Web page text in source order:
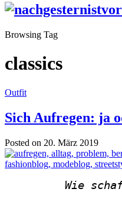
Browsing Tag
classics
Outfit
Sich Aufregen: ja
Posted on 20. März 2019
Wie